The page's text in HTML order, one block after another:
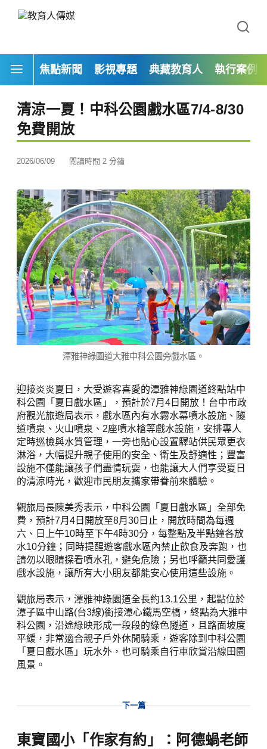
焦點新聞 影視專題 典藏教育人 執行案例
清涼一夏！中科公園戲水區7/4-8/30
免費開放
2026/06/09 閱讀時間 2 分鐘
潭雅神綠園道大雅中科公園旁戲水區。
迎接炎炎夏日，大受遊客喜愛的潭雅神綠園道終點站中
科公園「夏日戲水區」，預計於7月4日開放！台中市政
府觀光旅遊局表示，戲水區內有水霧水幕噴水設施、隧
道噴泉、火山噴泉、2座噴水槍等戲水設施，安排專人
定時巡檢與水質管理，一旁也貼心設置驛站供民眾更衣
淋浴，大幅提升親子使用的安全、衛生及舒適性；豐富
設施不僅能讓孩子們盡情玩耍，也能讓大人們享受夏日
的清涼時光，歡迎市民朋友攜家帶眷前來體驗。
觀旅局長陳美秀表示，中科公園「夏日戲水區」全部免
費，預計7月4日開放至8月30日止，開放時間為每週
六、日上午10時至下午4時30分，每整點及半點鐘各放
水10分鐘；同時提醒遊客戲水區內禁止飲食及奔跑，也
請勿以眼睛探看噴水孔，避免危險；另也呼籲共同愛護
戲水設施，讓所有大小朋友都能安心使用這些設施。
觀旅局表示，潭雅神綠園道全長約13.1公里，起點位於
潭子區中山路(台3線)銜接潭心鐵馬空橋，終點為大雅中
科公園，沿途綠映形成一段段的綠色隧道，且路面坡度
平緩，非常適合親子戶外休閒騎乘，遊客除到中科公園
「夏日戲水區」玩水外，也可騎乘自行車欣賞沿線田園
風景。
下一篇
東寶國小「作家有約」：阿德蝸老師